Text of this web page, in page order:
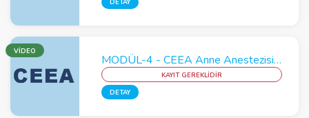
DETAY
VİDEO
MODÜL-4 - CEEA Anne Anestezisi - Çocuk Anestezisi : İstenmeyen Etkiler
KAYIT GEREKLİDİR
DETAY